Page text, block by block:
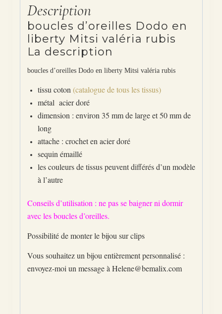
Description
boucles d’oreilles Dodo en
liberty Mitsi valéria rubis
La description
boucles d’oreilles Dodo en liberty Mitsi valéria rubis
tissu coton (catalogue de tous les tissus)
métal acier doré
dimension : environ 35 mm de large et 50 mm de
long
attache : crochet en acier doré
sequin émaillé
les couleurs de tissus peuvent différés d’un modèle
à l’autre
Conseils d’utilisation : ne pas se baigner ni dormir
avec les boucles d’oreilles.
Possibilité de monter le bijou sur clips
Vous souhaitez un bijou entièrement personnalisé :
envoyez-moi un message à Helene@bemalix.com